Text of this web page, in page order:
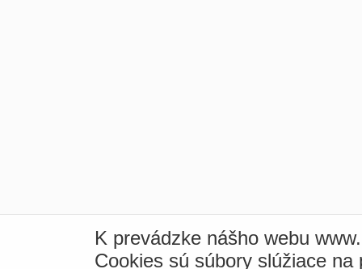
K prevádzke nášho webu
Cookies sú súbory slúžiace